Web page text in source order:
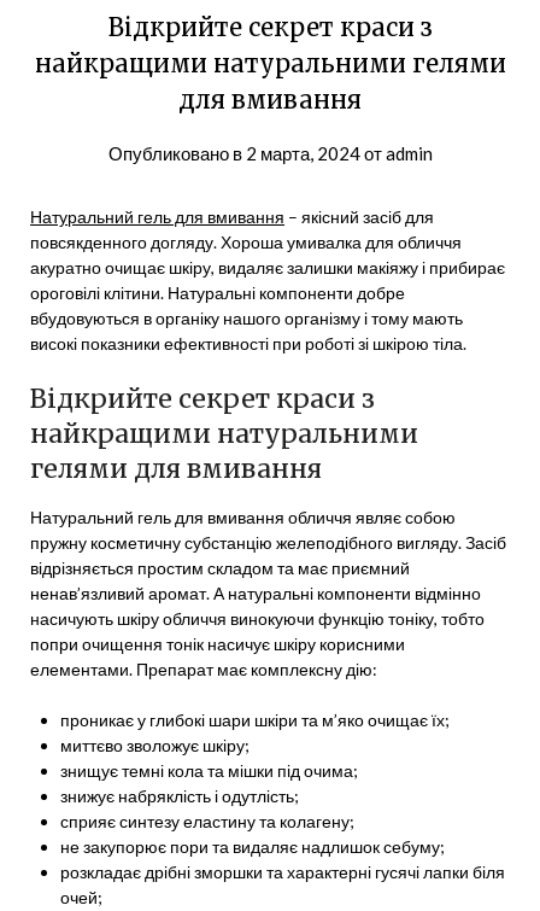
Відкрийте секрет краси з
найкращими натуральними гелями
для вмивання
Опубликовано в 2 марта, 2024отadmin
Натуральний гель для вмивання – якісний засіб для
повсякденного догляду. Хороша умивалка для обличчя
акуратно очищає шкіру, видаляє залишки макіяжу і прибирає
ороговілі клітини. Натуральні компоненти добре
вбудовуються в органіку нашого організму і тому мають
високі показники ефективності при роботі зі шкірою тіла.
Відкрийте секрет краси з
найкращими натуральними
гелями для вмивання
Натуральний гель для вмивання обличчя являє собою
пружну косметичну субстанцію желеподібного вигляду. Засіб
відрізняється простим складом та має приємний
ненав’язливий аромат. А натуральні компоненти відмінно
насичують шкіру обличчя винокуючи функцію тоніку, тобто
попри очищення тонік насичує шкіру корисними
елементами. Препарат має комплексну дію:
проникає у глибокі шари шкіри та м’яко очищає їх;
миттєво зволожує шкіру;
знищує темні кола та мішки під очима;
знижує набряклість і одутлість;
сприяє синтезу еластину та колагену;
не закупорює пори та видаляє надлишок себуму;
розкладає дрібні зморшки та характерні гусячі лапки біля
очей;